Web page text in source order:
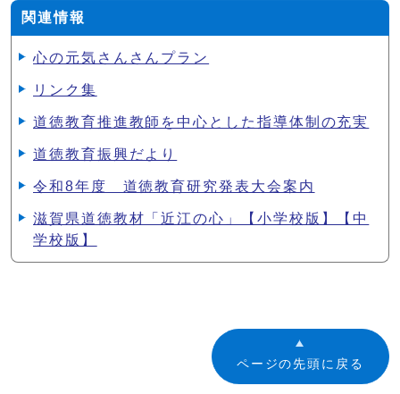
関連情報
心の元気さんさんプラン
リンク集
道徳教育推進教師を中心とした指導体制の充実
道徳教育振興だより
令和8年度 道徳教育研究発表大会案内
滋賀県道徳教材「近江の心」【小学校版】【中
学校版】
ページの先頭に戻る